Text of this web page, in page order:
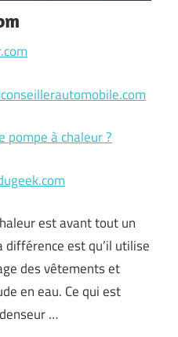
pompe à chaleur ?
est avant tout un
différence est qu’il utilise
des vêtements et
en eau. Ce qui est
…